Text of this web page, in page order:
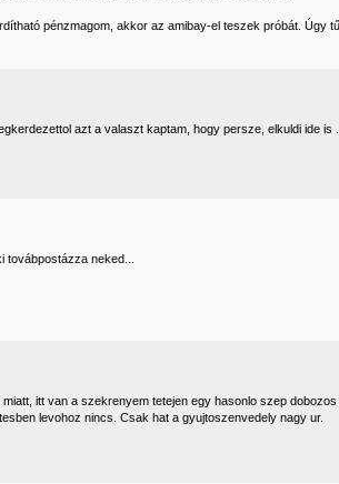
pénzmagom, akkor az amibay-el teszek próbát. Úgy
azt a valaszt kaptam, hogy persze, elkuldi ide is
továbpostázza neked...
itt van a szekrenyem tetejen egy hasonlo szep dobozos
levohoz nincs. Csak hat a gyujtoszenvedely nagy ur.